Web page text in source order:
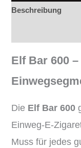
Beschreibung
Elf Bar 600
Die Elf Bar 600
Einweg-E-
Muss für jedes